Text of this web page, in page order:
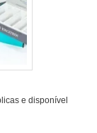
e disponível